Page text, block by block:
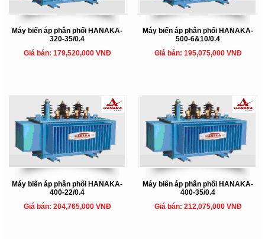
Máy biến áp phân phối HANAKA-
320-35/0.4
Giá bán: 179,520,000 VNĐ
Máy biến áp phân phối HANAKA-
500-6&10/0.4
Giá bán: 195,075,000 VNĐ
Máy biến áp phân phối HANAKA-
400-22/0.4
Giá bán: 204,765,000 VNĐ
Máy biến áp phân phối HANAKA-
400-35/0.4
Giá bán: 212,075,000 VNĐ